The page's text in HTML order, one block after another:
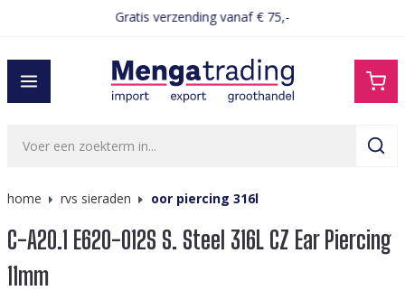
Gratis verzending vanaf € 75,-
home rvs sieraden oor piercing 316l
C-A20.1 E620-012S S. Steel 316L CZ Ear Piercing
11mm